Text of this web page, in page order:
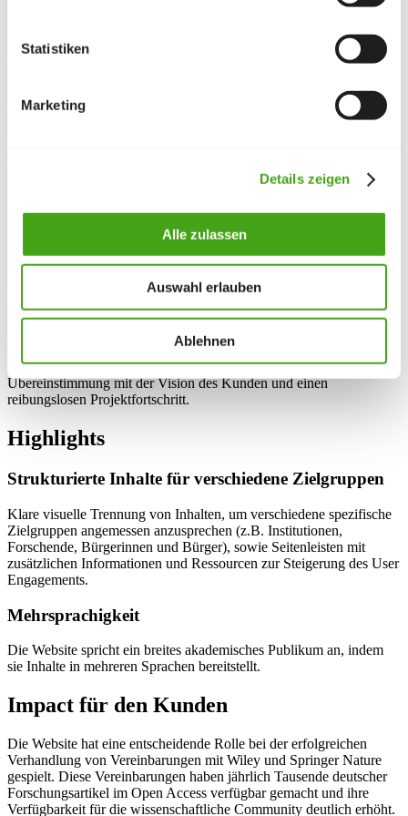
Statistiken
Marketing
Details zeigen
Alle zulassen
Auswahl erlauben
Ablehnen
Wir begannen mit grundlegenden Entwürfen des Kunden, die das
Unsere Entwickler verfeinerten diese zu umfassenden Design-
kleinen Schritten auf eine Website hinarbeiten, mit der der Kunde
letztendlich sehr zufrieden war.
Lessons learned
Das Projekt unterstrich die Bedeutung, klare Design-Erwartungen
zu etablieren und vollständige Mockups vor dem Start der
Entwicklungsarbeit zu finalisieren. Dieser Ansatz gewährleistet die
Übereinstimmung mit der Vision des Kunden und einen
reibungslosen Projektfortschritt.
Highlights
Strukturierte Inhalte für verschiedene Zielgruppen
Klare visuelle Trennung von Inhalten, um verschiedene spezifische
Zielgruppen angemessen anzusprechen (z.B. Institutionen,
Forschende, Bürgerinnen und Bürger), sowie Seitenleisten mit
zusätzlichen Informationen und Ressourcen zur Steigerung des User
Engagements.
Mehrsprachigkeit
Die Website spricht ein breites akademisches Publikum an, indem
sie Inhalte in mehreren Sprachen bereitstellt.
Impact für den Kunden
Die Website hat eine entscheidende Rolle bei der erfolgreichen
Verhandlung von Vereinbarungen mit Wiley und Springer Nature
gespielt. Diese Vereinbarungen haben jährlich Tausende deutscher
Forschungsartikel im Open Access verfügbar gemacht und ihre
Verfügbarkeit für die wissenschaftliche Community deutlich erhöht.